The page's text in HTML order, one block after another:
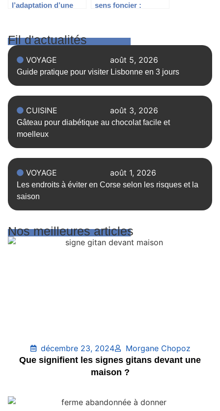
l’adaptation d’une
sens foncier :
Fil d'actualités
VOYAGE août 5, 2026
Guide pratique pour visiter Lisbonne en 3 jours
CUISINE août 3, 2026
Gâteau pour diabétique au chocolat facile et
moelleux
VOYAGE août 1, 2026
Les endroits à éviter en Corse selon les risques et la
saison
Nos meilleures articles
décembre 23, 2024
Morgane Chopoz
Que signifient les signes gitans devant une
maison ?